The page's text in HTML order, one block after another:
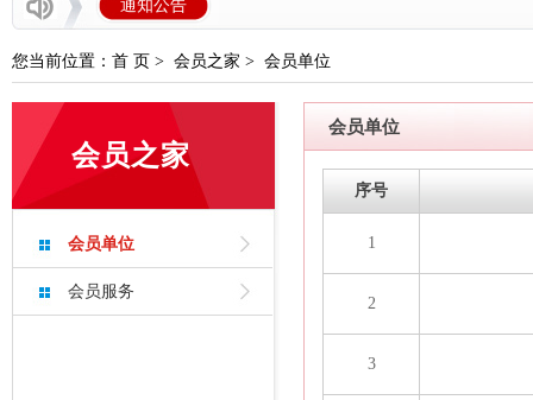
通知公告
云浮市住建局：安全专项施工方案论证专家
云浮市市政工程高质量水平评价办法 （试行
云浮市房屋工程安全生产标准化工地评价申
罗定市泷穗建设有限公司
云浮市住建局：安全专项施工方案论证专
转发关于征集完善云浮市房屋市政工程
您当前位置： 首 页 > 会员之家 > 会员单位
会员之家
会员单位
会员服务
会员单位
序号
1
2
3